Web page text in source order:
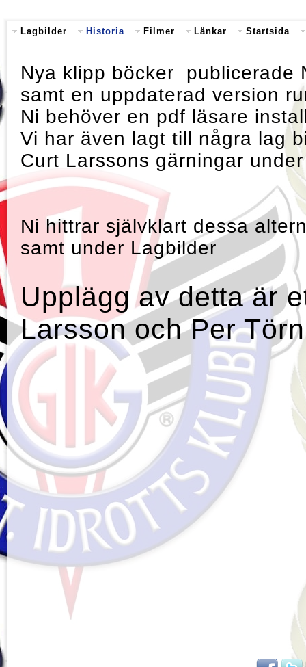
Lagbilder Historia Filmer Länkar Startsida
Nya klipp böcker publicerade
samt en uppdaterad version
Ni behöver en pdf läsare
Vi har även lagt till några lag
Curt Larssons gärningar
Ni hittrar självklart dessa
samt under Lagbilder
Upplägg av detta är
Larsson och Per